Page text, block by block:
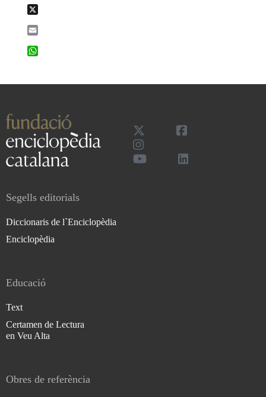
Segells editorials
Diccionaris de l`Enciclopèdia
Enciclopèdia
Educació
Text
Certamen de Lectura
en Veu Alta
Obres de referència